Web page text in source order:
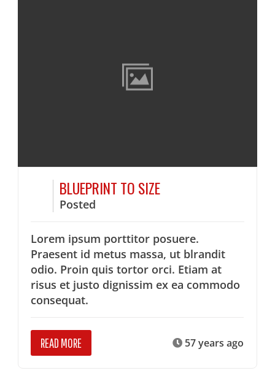
BLUEPRINT TO SIZE
Posted
Lorem ipsum porttitor posuere.
Praesent id metus massa, ut blrandit
odio. Proin quis tortor orci. Etiam at
risus et justo dignissim ex ea commodo
consequat.
READ MORE 57 years ago